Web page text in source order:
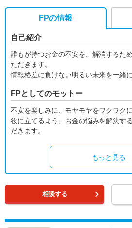
FPの情報
自己紹介
誰もが持つお金の不安を、解消するた
ただきます。
情報格差に負けない明るい未来を一緒
FPとしてのモットー
不安を楽しみに、モヤモヤをワクワク
役に立てるよう、お金の悩みを解決す
だきます。
もっと見る
相談する